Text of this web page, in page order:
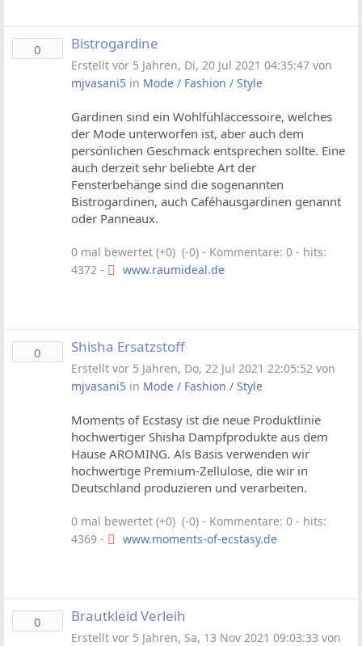
0 Bistrogardine
Erstellt vor 5 Jahren, Di, 20 Jul 2021 04:35:47 von
mjvasani5in Mode / Fashion / Style
Gardinen sind ein Wohlfühlaccessoire, welches
der Mode unterworfen ist, aber auch dem
persönlichen Geschmack entsprechen sollte. Eine
auch derzeit sehr beliebte Art der
Fensterbehänge sind die sogenannten
Bistrogardinen, auch Caféhausgardinen genannt
oder Panneaux.
0 mal bewertet (+0) (-0)- Kommentare: 0 - hits:
4372 -
www.raumideal.de
0 Shisha Ersatzstoff
Erstellt vor 5 Jahren, Do, 22 Jul 2021 22:05:52 von
mjvasani5in Mode / Fashion / Style
Moments of Ecstasy ist die neue Produktlinie
hochwertiger Shisha Dampfprodukte aus dem
Hause AROMING. Als Basis verwenden wir
hochwertige Premium-Zellulose, die wir in
Deutschland produzieren und verarbeiten.
0 mal bewertet (+0) (-0)- Kommentare: 0 - hits:
4369 -
www.moments-of-ecstasy.de
0 Brautkleid Verleih
Erstellt vor 5 Jahren, Sa, 13 Nov 2021 09:03:33 von